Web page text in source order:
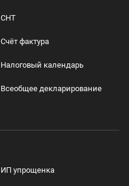
СНТ
Счёт фактура
Налоговый календарь
Всеобщее декларирование
ИП упрощенка